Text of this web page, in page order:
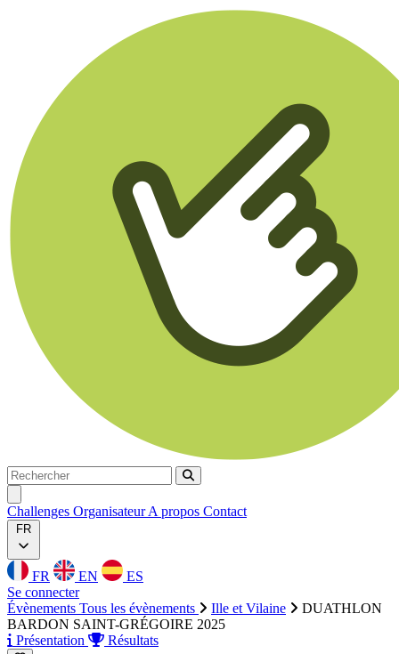
Rechercher
Rechercher
Challenges OrganisateurA propos Contact
FR
FR EN
ES
Se connecter
Évènements Tous les évènements Ille et Vilaine
DUATHLON
BARDON SAINT-GRÉGOIRE 2025
Présentation
Résultats